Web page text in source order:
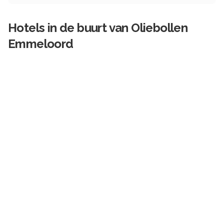
Hotels in de buurt van Oliebollen
Emmeloord